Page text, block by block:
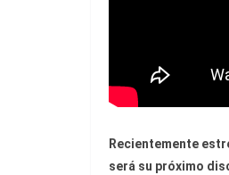
Recientemente
será su próximo